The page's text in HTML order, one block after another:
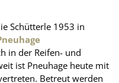
Schütterle 1953 in
in der Reifen- und
ist Pneuhage heute mit
Betreut werden